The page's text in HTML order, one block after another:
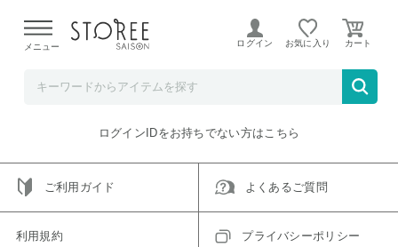
よる配送遅延が発生しております。
メニュー ログイン お気に入り
ご指定のアイテムは取り扱い終了、またはただいま取り扱い
トップへ戻る
ログインIDをお持ちでない方はこちら
ご利用ガイド よくあるご質問
利用規約 プライバシーポリシー